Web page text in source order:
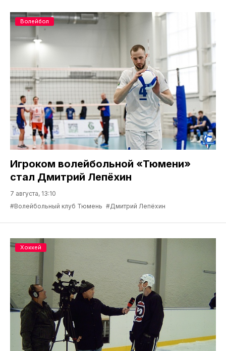
Игроком волейбольной «Тюмени»
стал Дмитрий Лепёхин
7 августа, 13:10
#Волейбольный клуб Тюмень #Дмитрий Лепёхин
Волейбол
Хоккей